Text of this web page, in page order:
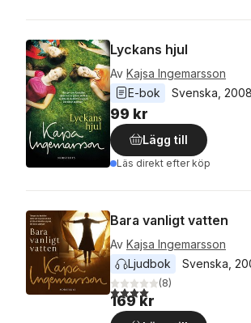
Lyckans hjul
Av Kajsa Ingemarsson
E-bok
Svenska 2008
99 kr
Lägg till
Läs direkt efter köp
Bara vanligt vatten
Av Kajsa Ingemarsson
Ljudbok
Svenska
4,0utav 5 stjärnor. Totalt
(8)
169 kr